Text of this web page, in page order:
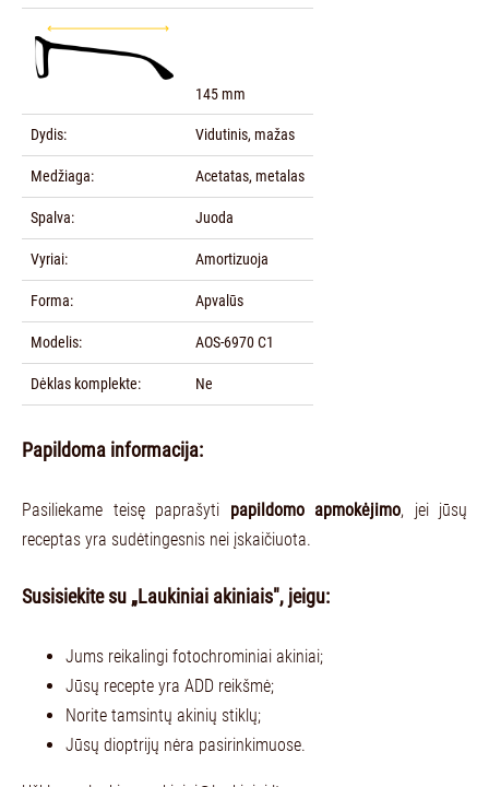
145 mm
Dydis: Vidutinis, mažas
Medžiaga: Acetatas, metalas
Spalva: Juoda
Vyriai: Amortizuoja
Forma: Apvalūs
Modelis: AOS-6970 C1
Dėklas komplekte: Ne
Papildoma informacija:
Pasiliekame teisę paprašyti papildomo apmokėjimo, jei jūsų
receptas yra sudėtingesnis nei įskaičiuota.
Susisiekite su „Laukiniai akiniais", jeigu:
Jums reikalingi fotochrominiai akiniai;
Jūsų recepte yra ADD reikšmė;
Norite tamsintų akinių stiklų;
Jūsų dioptrijų nėra pasirinkimuose.